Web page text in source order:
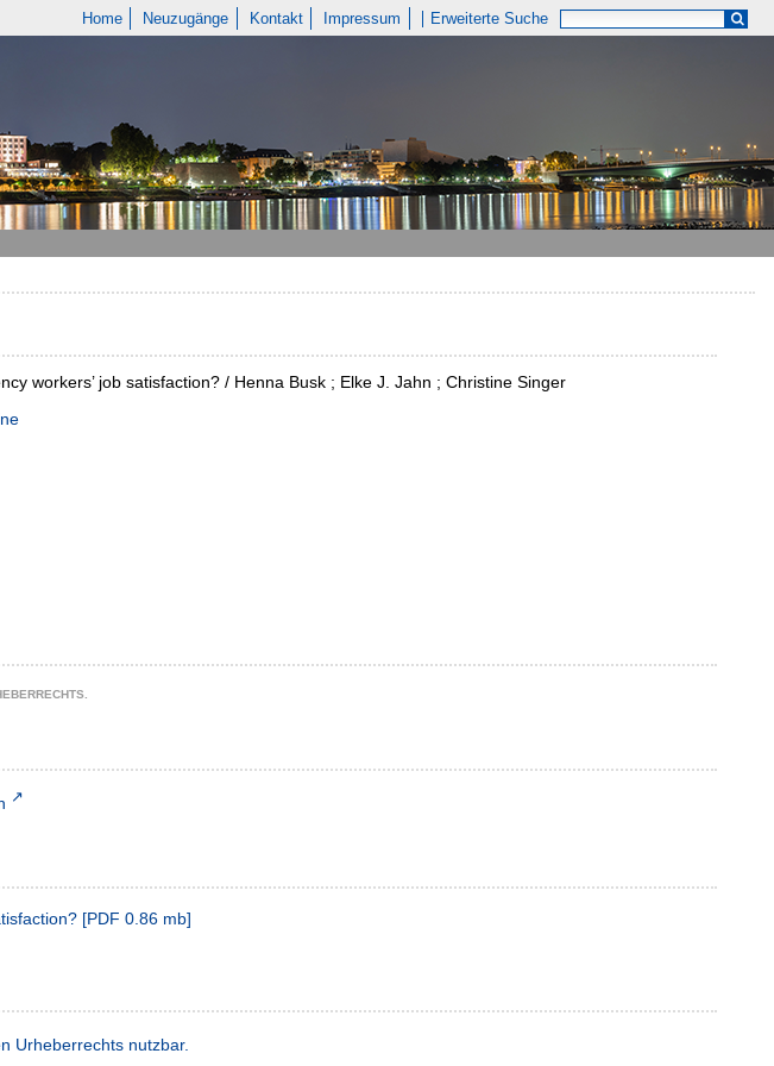
Home Neuzugänge Kontakt Impressum Erweiterte Suche
workers’ job satisfaction? / Henna Busk ; Elke J. Jahn ; Christine Singer
[PDF 0.86 mb]
Urheberrechts nutzbar.